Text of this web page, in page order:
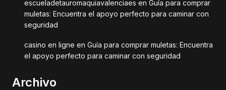
escueladetauromaquiavalenciaes en Guía para comprar
muletas: Encuentra el apoyo perfecto para caminar con
seguridad
casino en ligne en Guía para comprar muletas: Encuentra
el apoyo perfecto para caminar con seguridad
Archivo